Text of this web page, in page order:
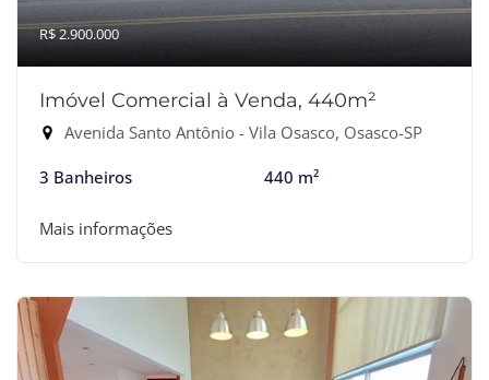
R$ 2.900.000
Imóvel Comercial à Venda, 440m²
Avenida Santo Antônio - Vila Osasco, Osasco-SP
3 Banheiros 440 m²
Mais informações